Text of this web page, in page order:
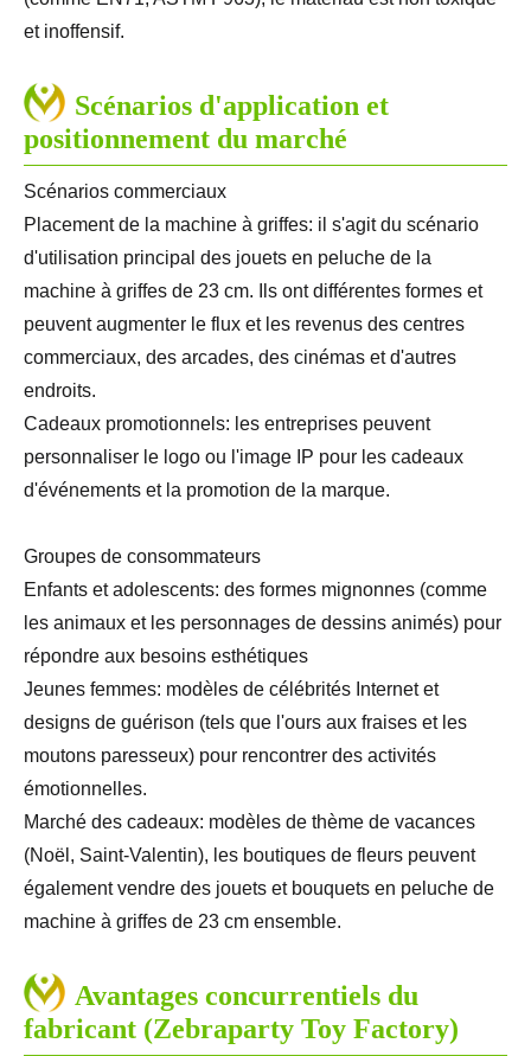
et inoffensif.
Scénarios d'application et
positionnement du marché
Scénarios commerciaux
Placement de la machine à griffes: il s'agit du scénario
d'utilisation principal des jouets en peluche de la
machine à griffes de 23 cm. Ils ont différentes formes et
peuvent augmenter le flux et les revenus des centres
commerciaux, des arcades, des cinémas et d'autres
endroits.
Cadeaux promotionnels: les entreprises peuvent
personnaliser le logo ou l'image IP pour les cadeaux
d'événements et la promotion de la marque.
Groupes de consommateurs
Enfants et adolescents: des formes mignonnes (comme
les animaux et les personnages de dessins animés) pour
répondre aux besoins esthétiques
Jeunes femmes: modèles de célébrités Internet et
designs de guérison (tels que l'ours aux fraises et les
moutons paresseux) pour rencontrer des activités
émotionnelles.
Marché des cadeaux: modèles de thème de vacances
(Noël, Saint-Valentin), les boutiques de fleurs peuvent
également vendre des jouets et bouquets en peluche de
machine à griffes de 23 cm ensemble.
Avantages concurrentiels du
fabricant (Zebraparty Toy Factory)